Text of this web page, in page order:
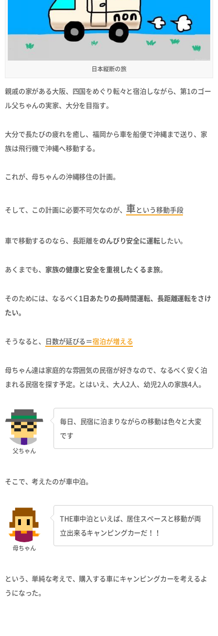
日本縦断の旅
親戚の家がある大阪、四国をめぐり転々と宿泊しながら、第1のゴー
ル父ちゃんの実家、大分を目指す。
大分で長たびの疲れを癒し、福岡から車を船便で沖縄まで送り、家
族は飛行機で沖縄へ移動する。
これが、母ちゃんの沖縄移住の計画。
そして、この計画に必要不可欠なのが、 車という移動手段
車で移動するのなら、長距離をのんびり安全に運転したい。
あくまでも、 家族の健康と安全を重視したくるま旅。
そのためには、なるべく 1日あたりの長時間運転、長距離運転をさけ
たい。
そうなると、 日数が延びる＝宿泊が増える
母ちゃん達は家庭的な雰囲気の民宿が好きなので、なるべく安く泊
まれる民宿を探す予定。とはいえ、大人2人、幼児2人の家族4人。
父ちゃん
毎日、民宿に泊まりながらの移動は色々と大変
です
そこで、考えたのが車中泊。
母ちゃん
THE車中泊といえば、居住スペースと移動が両
立出来るキャンピングカーだ！！
という、単純な考えで、購入する車にキャンピングカーを考えるよ
うになった。